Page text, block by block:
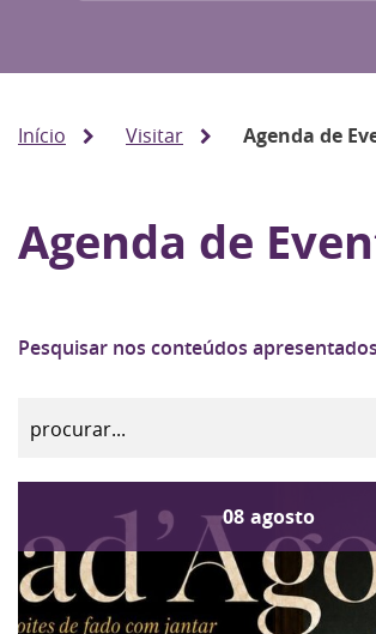
Início Visitar Agenda de
Agenda de
Pesquisar nos conteúdos
08 agosto